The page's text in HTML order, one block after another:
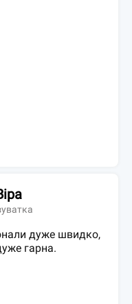
дуже швидко,
гарна.